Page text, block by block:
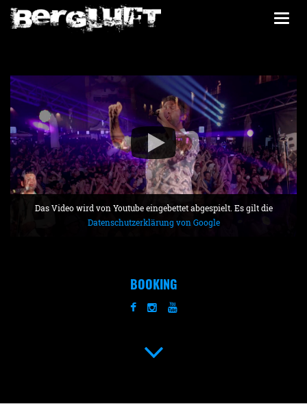
Das Video wird von Youtube eingebettet abgespielt. Es gilt die
Datenschutzerklärung von Google
BOOKING